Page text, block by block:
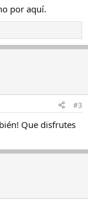
por aquí.
#3
Que disfrutes